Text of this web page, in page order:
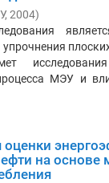
,2004)
МЭУ и
на основе